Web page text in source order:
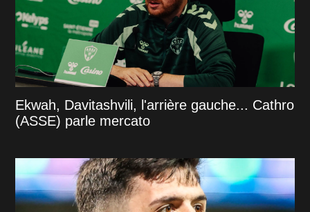
Ekwah, Davitashvili, l'arrière gauche... Cathro
(ASSE) parle mercato